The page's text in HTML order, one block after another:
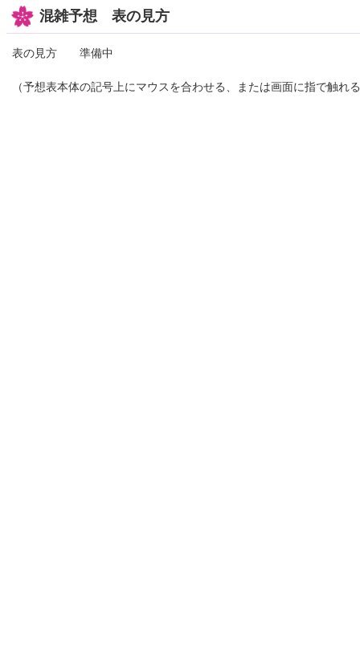
混雑予想 表の見方
表の見方 準備中
（予想表本体の記号上にマウスを合わせる、または画面に指で触れ